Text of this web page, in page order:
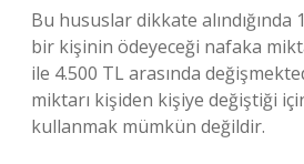
Bu hususlar dikkate alındığında
bir kişinin ödeyeceği nafaka
ile 4.500 TL arasında
miktarı kişiden kişiye değiştiği
kullanmak mümkün değildir.